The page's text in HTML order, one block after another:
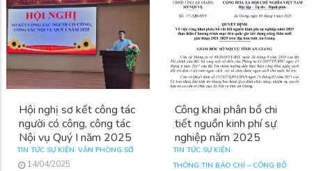
Hội nghị sơ kết công tác
người có công, công tác
Nội vụ Quý I năm 2025
TIN TỨC SỰ KIỆN VĂN PHÒNG SỞ
14/04/2025
Công khai phân bổ chi
tiết nguồn kinh phí sự
nghiệp năm 2025
TIN TỨC SỰ KIỆN
THÔNG TIN BÁO CHÍ – CÔNG BỐ